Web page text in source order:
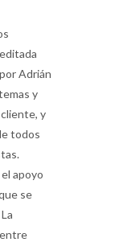
Adrián
y
y
todos
apoyo
se